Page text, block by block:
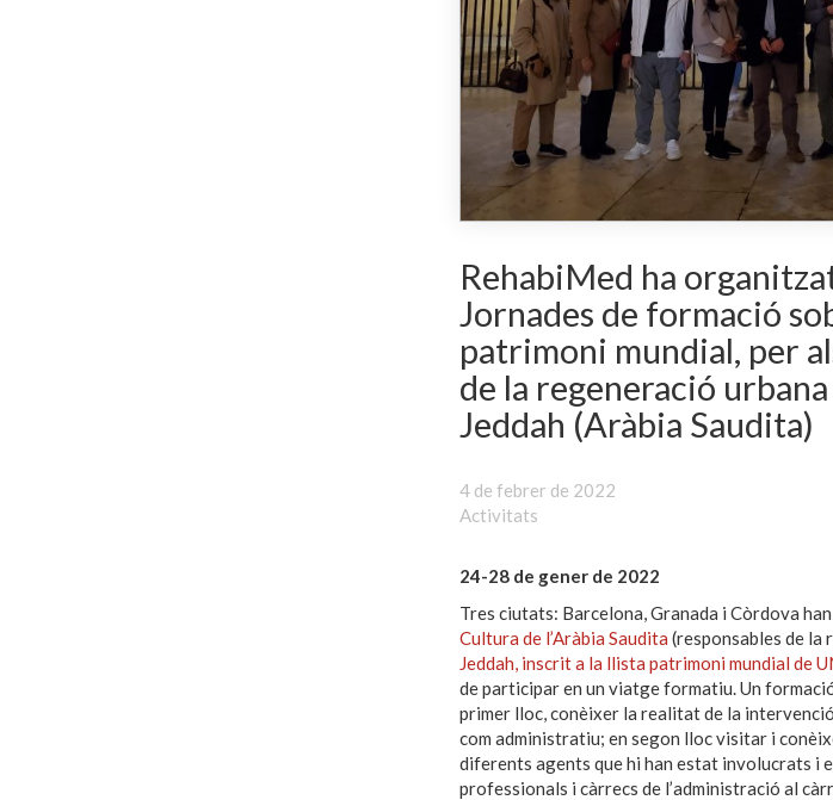
RehabiMed ha
Jornades de formació
patrimoni mundial, per
de la regeneració
Jeddah (Aràbia Saudita)
4 de febrer de 2022
Activitats
24-28 de gener de 2022
Tres ciutats: Barcelona, Granada i Còrdova
Cultura de l’Aràbia Saudita (responsables de la
Jeddah, inscrit a la llista patrimoni mundial de
de participar en un viatge formatiu. Un
primer lloc, conèixer la realitat de la
com administratiu; en segon lloc visitar i
diferents agents que hi han estat involucrats i
professionals i càrrecs de l’administració al